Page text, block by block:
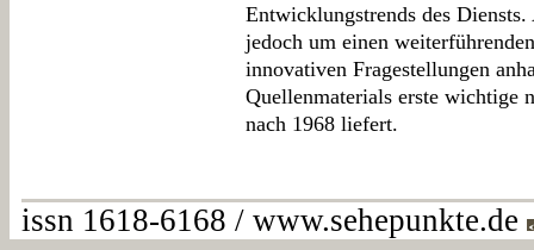
Entwicklungstrends des
jedoch um einen
innovativen Fragestellungen
Quellenmaterials erste wichtige
nach 1968 liefert.
issn 1618-6168 / www.sehepunkte.de